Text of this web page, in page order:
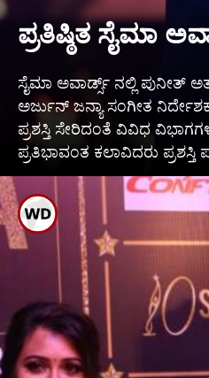
ಪ್ರತಿಷ್ಠಿತ ಸೈಮಾ
ಸೈಮಾ ಅವಾರ್ಡ್ಸ್ ನಲ್ಲಿ ಪುನೀತ್
ಅರ್ಜುನ್ ಜನ್ಯಾ ಸಂಗೀತ
ಪ್ರಶಸ್ತಿ ಸೇರಿದಂತೆ ವಿವಿಧ
ಪ್ರತಿಭಾವಂತ ಕಲಾವಿದರು ಪ್ರಶಸ್ತಿ